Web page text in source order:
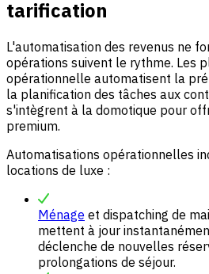
tarification
L'automatisation des revenus ne
opérations suivent le rythme. Les
opérationnelle automatisent la
la planification des tâches aux
s'intègrent à la domotique pour
premium.
Automatisations opérationnelles
locations de luxe :
Ménage et dispatching de
mettent à jour
déclenche de nouvelles
prolongations de séjour.